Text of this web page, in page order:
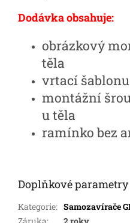
Dodávka obsahuje:
obrázkový
těla
vrtací
montážní
u těla
ramínko bez
Doplňkové parametry
Kategorie: Samozavírače